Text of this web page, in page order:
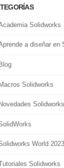
Solidworks
a diseñar en
Blog
Solidworks
Novedades
World 2023
Solidworks